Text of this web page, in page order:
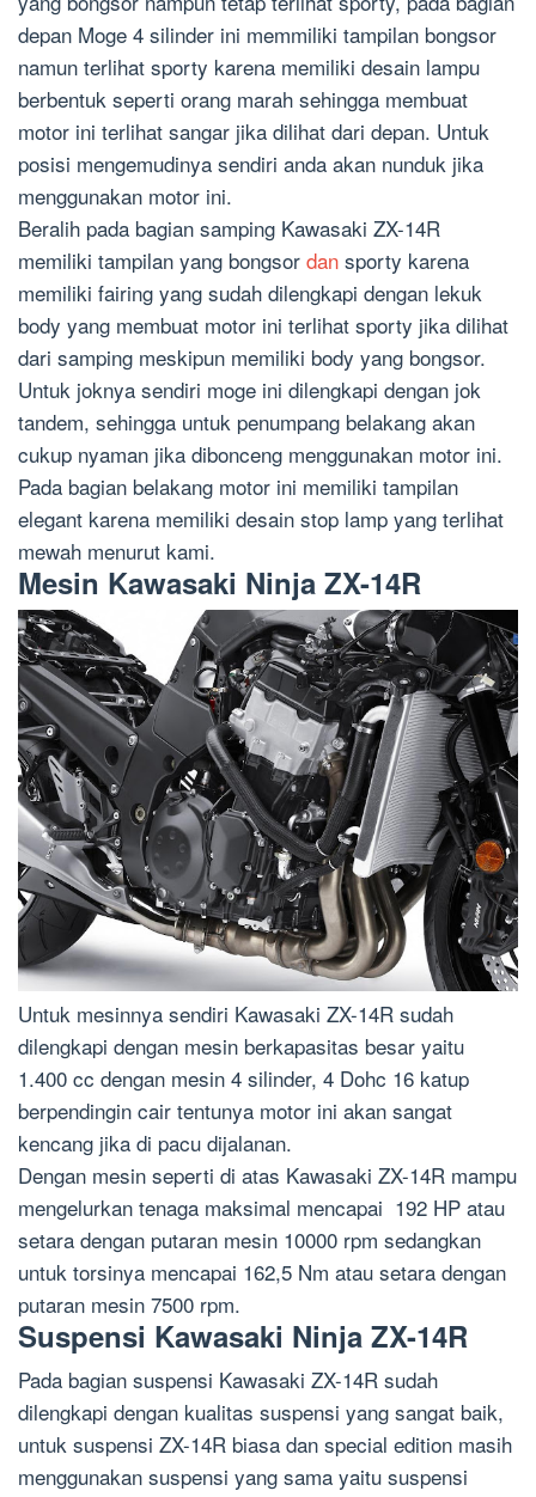
depan Moge 4 silinder ini memmiliki tampilan bongsor
namun terlihat sporty karena memiliki desain lampu
berbentuk seperti orang marah sehingga membuat
motor ini terlihat sangar jika dilihat dari depan. Untuk
posisi mengemudinya sendiri anda akan nunduk jika
menggunakan motor ini.
Beralih pada bagian samping Kawasaki ZX-14R
memiliki tampilan yang bongsor dan sporty karena
memiliki fairing yang sudah dilengkapi dengan lekuk
body yang membuat motor ini terlihat sporty jika dilihat
dari samping meskipun memiliki body yang bongsor.
Untuk joknya sendiri moge ini dilengkapi dengan jok
tandem, sehingga untuk penumpang belakang akan
cukup nyaman jika dibonceng menggunakan motor ini.
Pada bagian belakang motor ini memiliki tampilan
elegant karena memiliki desain stop lamp yang terlihat
mewah menurut kami.
Mesin Kawasaki Ninja ZX-14R
Untuk mesinnya sendiri Kawasaki ZX-14R sudah
dilengkapi dengan mesin berkapasitas besar yaitu
1.400 cc dengan mesin 4 silinder, 4 Dohc 16 katup
berpendingin cair tentunya motor ini akan sangat
kencang jika di pacu dijalanan.
Dengan mesin seperti di atas Kawasaki ZX-14R mampu
mengelurkan tenaga maksimal mencapai 192 HP atau
setara dengan putaran mesin 10000 rpm sedangkan
untuk torsinya mencapai 162,5 Nm atau setara dengan
putaran mesin 7500 rpm.
Suspensi Kawasaki Ninja ZX-14R
Pada bagian suspensi Kawasaki ZX-14R sudah
dilengkapi dengan kualitas suspensi yang sangat baik,
untuk suspensi ZX-14R biasa dan special edition masih
menggunakan suspensi yang sama yaitu suspensi